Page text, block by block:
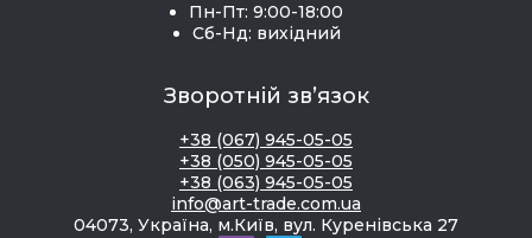
Пн-Пт: 9:00-18:00
Сб-Нд: вихідний
Зворотній зв’язок
+38 (067) 945-05-05
+38 (050) 945-05-05
+38 (063) 945-05-05
info@art-trade.com.ua
04073, Україна, м.Київ, вул. Куренівська 27